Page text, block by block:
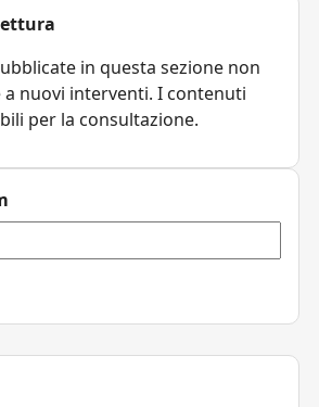
in questa sezione non
nuovi interventi. I contenuti
per la consultazione.